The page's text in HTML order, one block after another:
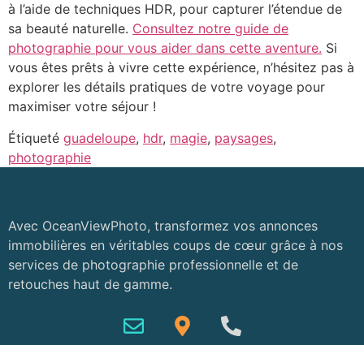
à l’aide de techniques HDR, pour capturer l’étendue de
sa beauté naturelle. Consultez notre guide de
photographie pour vous aider dans cette aventure. Si
vous êtes prêts à vivre cette expérience, n’hésitez pas à
explorer les détails pratiques de votre voyage pour
maximiser votre séjour !
Étiqueté guadeloupe, hdr, magie, paysages,
photographie
Avec OceanViewPhoto, transformez vos annonces
immobilières en véritables coups de cœur grâce à nos
services de photographie professionnelle et de
retouches haut de gamme.